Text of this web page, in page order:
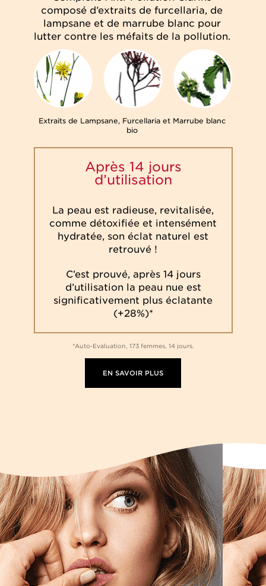
composé d’extraits de furcellaria, de
lampsane et de marrube blanc pour
lutter contre les méfaits de la pollution.
Extraits de Lampsane,Furcellaria et Marrube blanc
bio
Après 14 jours
d’utilisation
La peau est radieuse, revitalisée,
comme détoxifiée et intensément
hydratée, son éclat naturel est
retrouvé !
C’est prouvé, après 14 jours
d’utilisation la peau nue est
significativement plus éclatante
(+28%)*
*Auto-Evaluation, 173 femmes, 14 jours.
EN SAVOIR PLUS